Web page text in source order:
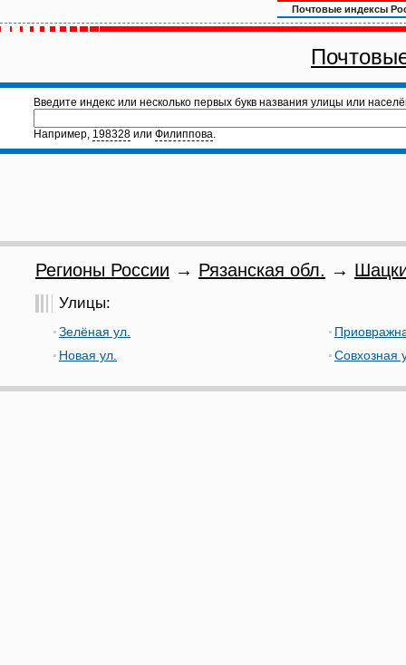
Почтовые индексы
Введите индекс или несколько первых букв названия улицы или
Например, 198328 или Филиппова.
Регионы России → Рязанская обл. →
Улицы:
Зелёная ул.
Новая ул.
Совхозная